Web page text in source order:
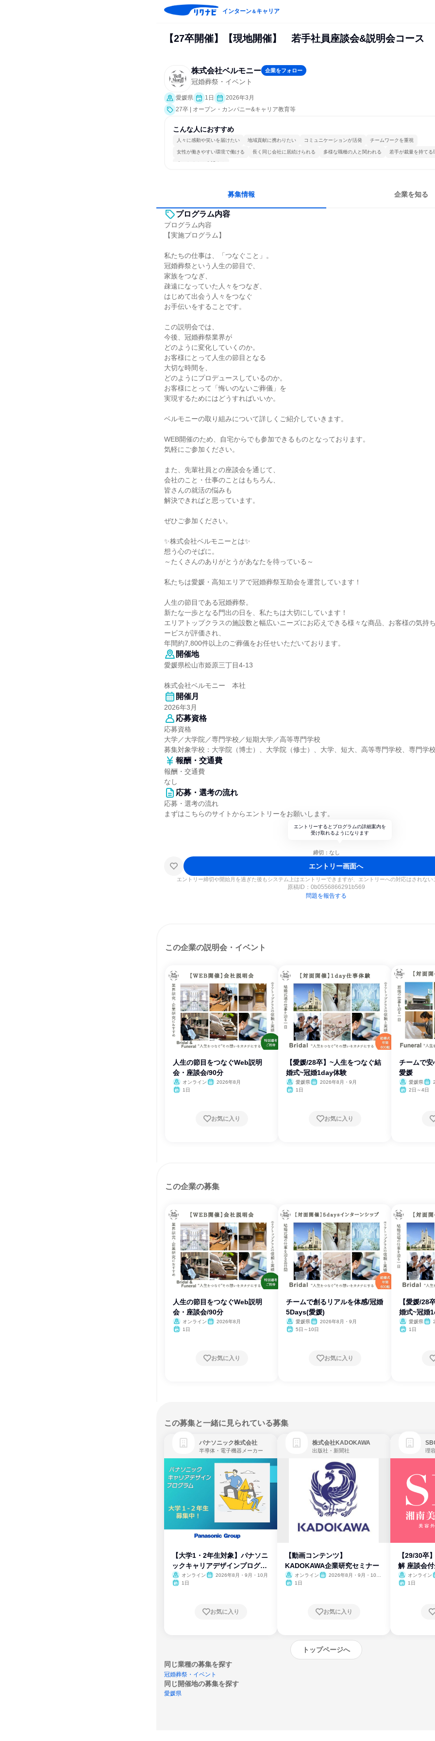
インターン＆キャリア
【27卒開催】【現地開催】 若手社員座談会&説明会コース
株式会社ベルモニー 企業をフォロー
冠婚葬祭・イベント
愛媛県 1日
2026年3月
27卒 | オープン・カンパニー&キャリア教育等
こんな人におすすめ
人々に感動や笑いを届けたい 地域貢献に携わりたい コミュニケーションが活発 チームワークを重視
女性が働きやすい環境で働ける 長く同じ会社に居続けられる 多様な職種の人と関われる 若手が裁量を持てる
人とたくさん会話する
募集情報 企業を知る
プログラム内容
プログラム内容
【実施プログラム】
私たちの仕事は、「つなぐこと」。
冠婚葬祭という人生の節目で、
家族をつなぎ、
疎遠になっていた人々をつなぎ、
はじめて出会う人々をつなぐ
お手伝いをすることです。
この説明会では、
今後、冠婚葬祭業界が
どのように変化していくのか。
お客様にとって人生の節目となる
大切な時間を、
どのようにプロデュースしているのか。
お客様にとって「悔いのないご葬儀」を
実現するためにはどうすればいいか。
ベルモニーの取り組みについて詳しくご紹介していきます。
WEB開催のため、自宅からでも参加できるものとなっております。
気軽にご参加ください。
また、先輩社員との座談会を通じて、
会社のこと・仕事のことはもちろん、
皆さんの就活の悩みも
解決できればと思っています。
ぜひご参加ください。
✨株式会社ベルモニーとは✨
想う心のそばに。
～たくさんのありがとうがあなたを待っている～
私たちは愛媛・高知エリアで冠婚葬祭互助会を運営しています！
人生の節目である冠婚葬祭。
新たな一歩となる門出の日を、私たちは大切にしています！
エリアトップクラスの施設数と幅広いニーズにお応えできる様々な商品、お客様の気持
ービスが評価され、
年間約7,800件以上のご葬儀をお任せいただいております。
開催地
愛媛県松山市姫原三丁目4-13
株式会社ベルモニー 本社
開催月
2026年3月
応募資格
応募資格
大学／大学院／専門学校／短期大学／高等専門学校
募集対象学校：大学院（博士）、大学院（修士）、大学、短大、高等専門学校、専門学
報酬・交通費
報酬・交通費
なし
応募・選考の流れ
応募・選考の流れ
まずはこちらのサイトからエントリーをお願いします。
エントリーするとプログラムの詳細案内を
受け取れるようになります
締切：なし
エントリー画面へ
エントリー締切や開始月を過ぎた後もシステム上はエントリーできますが、エントリーへの対応はされない
原稿ID： 0b0556866291b569
問題を報告する
この企業の説明会・イベント
人生の節目をつなぐWeb説明
会・座談会/90分
オンライン
2026年8月
1日
お気に入り
【愛媛/28卒】~人生をつなぐ結
婚式~冠婚1day体験
愛媛県
2026年8月・9月
1日
お気に入り
チームで
愛媛
愛媛県
2日～4日
この企業の募集
人生の節目をつなぐWeb説明
会・座談会/90分
オンライン
2026年8月
1日
お気に入り
チームで創るリアルを体感/冠婚
5Days(愛媛)
愛媛県
2026年8月・9月
5日～10日
お気に入り
【愛媛/28
婚式~冠婚
愛媛県
1日
この募集と一緒に見られている募集
パナソニック株式会社
半導体・電子機器メーカー
【大学1・2年生対象】パナソニ
ックキャリアデザインプログラ
ム
オンライン
2026年8月・9月・10月
1日
お気に入り
株式会社KADOKAWA
出版社・新聞社
【動画コンテンツ】
KADOKAWA企業研究セミナー
オンライン
2026年8月・9月・10
1日
お気に入り
【29/30卒
解 座談会
オンライン
1日
トップページへ
同じ業種の募集を探す
冠婚葬祭・イベント
同じ開催地の募集を探す
愛媛県